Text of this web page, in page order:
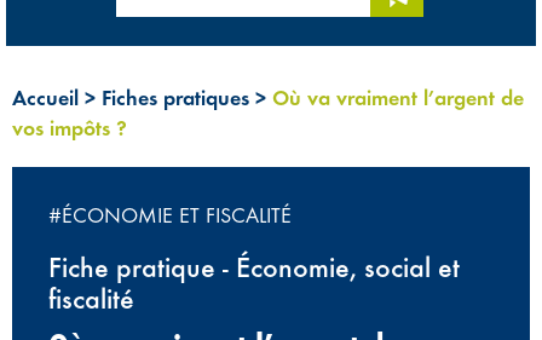
Accueil > Fiches pratiques > Où va vraiment l’argent de
vos impôts ?
#ÉCONOMIE ET FISCALITÉ
Fiche pratique - Économie, social et
fiscalité